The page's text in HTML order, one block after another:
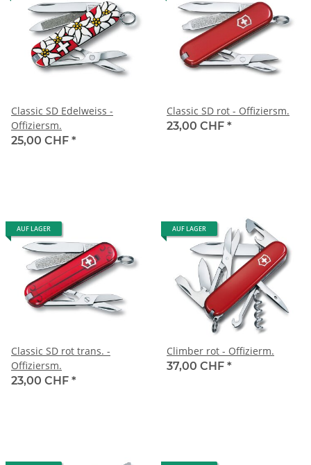
Classic SD Edelweiss -
Offiziersm.
25,00 CHF *
Classic SD rot - Offiziersm.
23,00 CHF *
AUF LAGER
Classic SD rot trans. -
Offiziersm.
23,00 CHF *
AUF LAGER
Climber rot - Offizierm.
37,00 CHF *